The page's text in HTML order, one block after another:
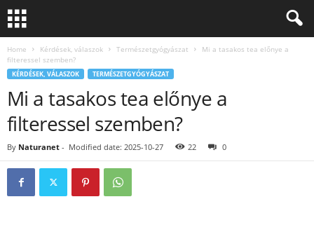
Home Kérdések, válaszok Természetgyógyászat
Mi a tasakos tea előnye a
filteressel szemben?
KÉRDÉSEK, VÁLASZOK TERMÉSZETGYÓGYÁSZAT
Mi a tasakos tea előnye a
filteressel szemben?
By Naturanet - Modified date: 2025-10-27 22 0